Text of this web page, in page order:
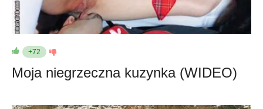
+72
Moja niegrzeczna kuzynka (WIDEO)